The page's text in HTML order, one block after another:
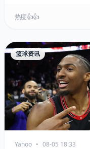
脱上赛季的颓势。
热度 👍👍
篮球资讯
Yahoo • 08-05 18:33